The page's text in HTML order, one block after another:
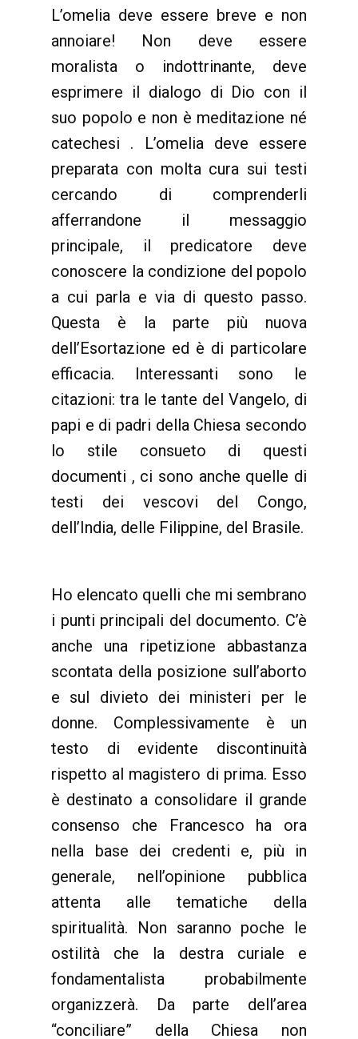
L’omelia deve essere breve e non
annoiare! Non deve essere
moralista o indottrinante, deve
esprimere il dialogo di Dio con il
suo popolo e non è meditazione né
catechesi . L’omelia deve essere
preparata con molta cura sui testi
cercando di comprenderli
afferrandone il messaggio
principale, il predicatore deve
conoscere la condizione del popolo
a cui parla e via di questo passo.
Questa è la parte più nuova
dell’Esortazione ed è di particolare
efficacia. Interessanti sono le
citazioni: tra le tante del Vangelo, di
papi e di padri della Chiesa secondo
lo stile consueto di questi
documenti , ci sono anche quelle di
testi dei vescovi del Congo,
dell’India, delle Filippine, del Brasile.
Ho elencato quelli che mi sembrano
i punti principali del documento. C’è
anche una ripetizione abbastanza
scontata della posizione sull’aborto
e sul divieto dei ministeri per le
donne. Complessivamente è un
testo di evidente discontinuità
rispetto al magistero di prima. Esso
è destinato a consolidare il grande
consenso che Francesco ha ora
nella base dei credenti e, più in
generale, nell’opinione pubblica
attenta alle tematiche della
spiritualità. Non saranno poche le
ostilità che la destra curiale e
fondamentalista probabilmente
organizzerà. Da parte dell’area
“conciliare” della Chiesa non